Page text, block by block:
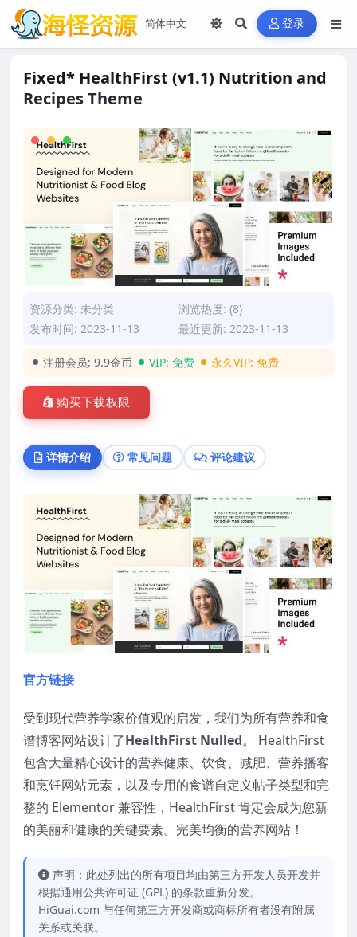
登录
Fixed* HealthFirst (v1.1) Nutrition and
Recipes Theme
资源分类: 未分类
浏览热度: (8)
发布时间: 2023-11-13
最近更新: 2023-11-13
注册会员: 9.9金币 VIP: 免费 永久VIP: 免费
购买下载权限
详情介绍 常见问题 评论建议
官方链接
受到现代营养学家价值观的启发，我们为所有营养和食
谱博客网站设计了HealthFirst Nulled。 HealthFirst
包含大量精心设计的营养健康、饮食、减肥、营养播客
和烹饪网站元素，以及专用的食谱自定义帖子类型和完
整的 Elementor 兼容性，HealthFirst 肯定会成为您新
的美丽和健康的关键要素。完美均衡的营养网站！
声明：此处列出的所有项目均由第三方开发人员开发并
根据通用公共许可证 (GPL) 的条款重新分发。
HiGuai.com 与任何第三方开发商或商标所有者没有附属
关系或关联。